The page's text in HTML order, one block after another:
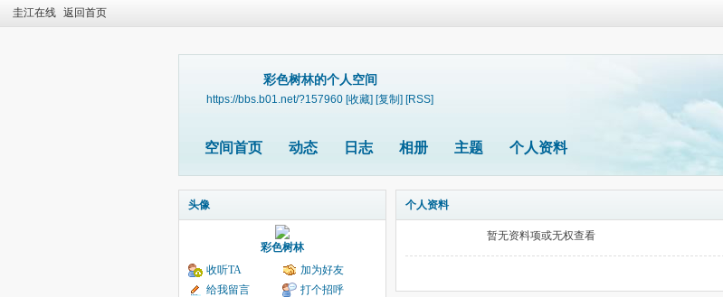
圭江在线 返回首页
彩色树林的个人空间
https://bbs.b01.net/?157960 [收藏] [复制] [RSS]
空间首页 动态 日志 相册 主题 个人资料
头像
彩色树林
收听TA
加为好友
给我留言
打个招呼
个人资料
暂无资料项或无权查看